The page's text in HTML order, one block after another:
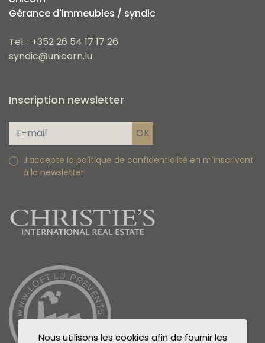
Gérance d'immeubles / syndic
Tel. : +352 26 54 17 17 26
syndic@unicorn.lu
Inscription newsletter
J’accepte la politique de confidentialité en m’inscrivant
à la newsletter
Nous utilisons les cookies afin de fournir les